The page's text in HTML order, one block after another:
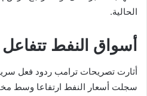
الحالية.
أسواق النفط
أثارت تصريحات ترامب ردود فعل
سجلت أسعار النفط ارتفاعا وسط